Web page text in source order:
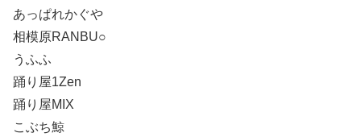
あっぱれかぐや
相模原RANBU○
うふふ
踊り屋1Zen
踊り屋MIX
こぶち鯨